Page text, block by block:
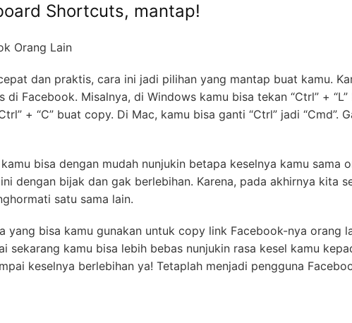
Shortcuts, mantap!
dan praktis, cara ini jadi pilihan yang mantap buat kamu.
Facebook. Misalnya, di Windows kamu bisa tekan “Ctrl” +
+ “C” buat copy. Di Mac, kamu bisa ganti “Ctrl” jadi “Cmd”.
bisa dengan mudah nunjukin betapa keselnya kamu sama
dengan bijak dan gak berlebihan. Karena, pada akhirnya kita
satu sama lain.
yang bisa kamu gunakan untuk copy link Facebook-nya orang
sekarang kamu bisa lebih bebas nunjukin rasa kesel kamu
keselnya berlebihan ya! Tetaplah menjadi pengguna